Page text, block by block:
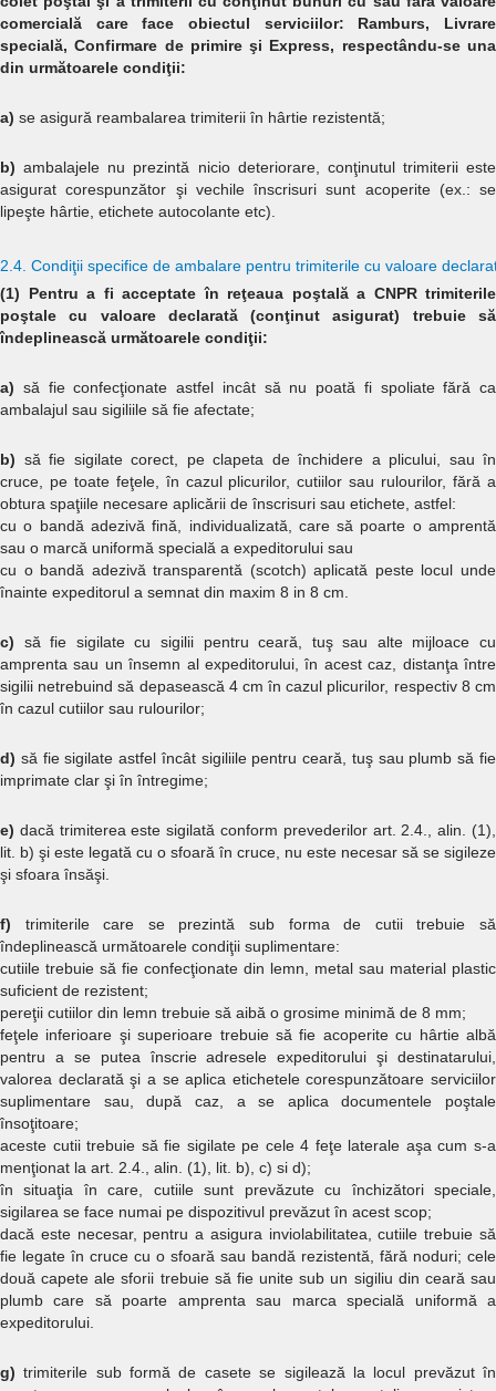
comercială care face obiectul serviciilor: Ramburs, Livrare
specială, Confirmare de primire şi Express, respectându-se una
din următoarele condiţii:
a) se asigură reambalarea trimiterii în hârtie rezistentă;
b) ambalajele nu prezintă nicio deteriorare, conţinutul trimiterii este
asigurat corespunzător şi vechile înscrisuri sunt acoperite (ex.: se
lipeşte hârtie, etichete autocolante etc).
2.4. Condiţii specifice de ambalare pentru trimiterile cu valoare
(1) Pentru a fi acceptate în reţeaua poştală a CNPR trimiterile
poştale cu valoare declarată (conţinut asigurat) trebuie să
îndeplinească următoarele condiţii:
a) să fie confecţionate astfel incât să nu poată fi spoliate fără ca
ambalajul sau sigiliile să fie afectate;
b) să fie sigilate corect, pe clapeta de închidere a plicului, sau în
cruce, pe toate feţele, în cazul plicurilor, cutiilor sau rulourilor, fără a
obtura spaţiile necesare aplicării de înscrisuri sau etichete, astfel:
cu o bandă adezivă fină, individualizată, care să poarte o amprentă
sau o marcă uniformă specială a expeditorului sau
cu o bandă adezivă transparentă (scotch) aplicată peste locul unde
înainte expeditorul a semnat din maxim 8 in 8 cm.
c) să fie sigilate cu sigilii pentru ceară, tuş sau alte mijloace cu
amprenta sau un însemn al expeditorului, în acest caz, distanţa între
sigilii netrebuind să depasească 4 cm în cazul plicurilor, respectiv 8 cm
în cazul cutiilor sau rulourilor;
d) să fie sigilate astfel încât sigiliile pentru ceară, tuş sau plumb să fie
imprimate clar şi în întregime;
e) dacă trimiterea este sigilată conform prevederilor art. 2.4., alin. (1),
lit. b) şi este legată cu o sfoară în cruce, nu este necesar să se sigileze
şi sfoara însăşi.
f) trimiterile care se prezintă sub forma de cutii trebuie să
îndeplinească următoarele condiţii suplimentare:
cutiile trebuie să fie confecţionate din lemn, metal sau material plastic
suficient de rezistent;
pereţii cutiilor din lemn trebuie să aibă o grosime minimă de 8 mm;
feţele inferioare şi superioare trebuie să fie acoperite cu hârtie albă
pentru a se putea înscrie adresele expeditorului şi destinatarului,
valorea declarată şi a se aplica etichetele corespunzătoare serviciilor
suplimentare sau, după caz, a se aplica documentele poştale
însoţitoare;
aceste cutii trebuie să fie sigilate pe cele 4 feţe laterale aşa cum s-a
menţionat la art. 2.4., alin. (1), lit. b), c) si d);
în situaţia în care, cutiile sunt prevăzute cu închizători speciale,
sigilarea se face numai pe dispozitivul prevăzut în acest scop;
dacă este necesar, pentru a asigura inviolabilitatea, cutiile trebuie să
fie legate în cruce cu o sfoară sau bandă rezistentă, fără noduri; cele
două capete ale sforii trebuie să fie unite sub un sigiliu din ceară sau
plumb care să poarte amprenta sau marca specială uniformă a
expeditorului.
g)trimiterile sub formă de casete se sigilează la locul prevăzut în